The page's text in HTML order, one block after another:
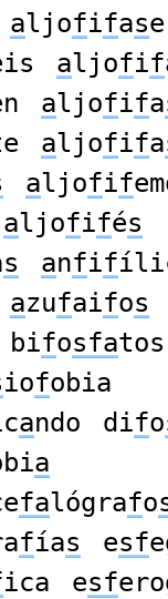
aljofifase
aljofif
aljofifa
aljofifa
aljofif
aljofifés
s anfif
azufaifos
bifosfatos
iofobia
ando difo
a
falógrafo
fías esf
ica esf